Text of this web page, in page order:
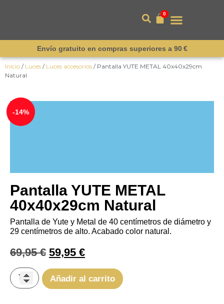
0
Envío gratuito en compras superiores a 90 €
Inicio / Luces / Luces accesorios / Pantalla YUTE METAL 40x40x29cm
Natural
-14%
Pantalla YUTE METAL
40x40x29cm Natural
Pantalla de Yute y Metal de 40 centímetros de diámetro y
29 centímetros de alto. Acabado color natural.
69,95€ 59,95 €
Añadir al carrito